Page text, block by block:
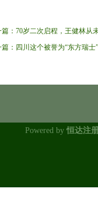
： 70岁二次启程，王健林从
： 四川这个被誉为“东方瑞
Powered by恒达注